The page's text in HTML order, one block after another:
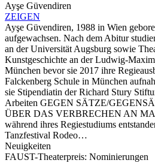
Ayşe Güvendiren
ZEIGEN
Ayşe Güvendiren, 1988 in Wien
aufgewachsen. Nach dem Abitur
an der Universität Augsburg sowie
Kunstgeschichte an der Ludwig-
München bevor sie 2017 ihre
Falckenberg Schule in München
sie Stipendiatin der Richard Stury
Arbeiten GEGEN SÄTZE/
ÜBER DAS VERBRECHEN AN
während ihres Regiestudiums
Tanzfestival Rodeo…
Neuigkeiten
FAUST-Theaterpreis: Nominierungen